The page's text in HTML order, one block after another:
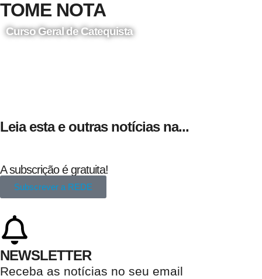
TOME NOTA
Curso Geral de Catequista
Leia esta e outras notícias na...
A subscrição é gratuita!
Subscrever a REDE
NEWSLETTER
Receba as notícias no seu email​